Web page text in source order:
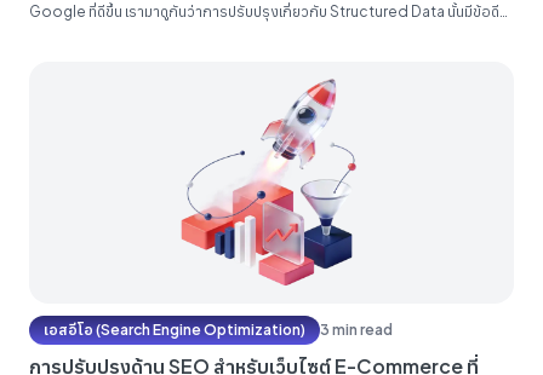
Google ที่ดีขึ้น เรามาดูกันว่าการปรับปรุงเกี่ยวกับ Structured Data นั้นมีข้อดี
เอสอีโอ (Search Engine Optimization) 3 min read
การปรับปรุงด้าน SEO สำหรับเว็บไซต์ E-Commerce ที่